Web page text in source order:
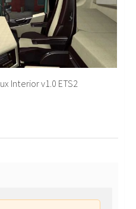
Interior v1.0 ETS2